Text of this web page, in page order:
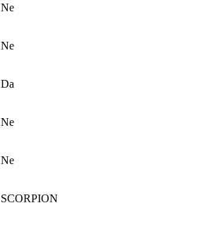
Ne
Ne
Da
Ne
Ne
SCORPION